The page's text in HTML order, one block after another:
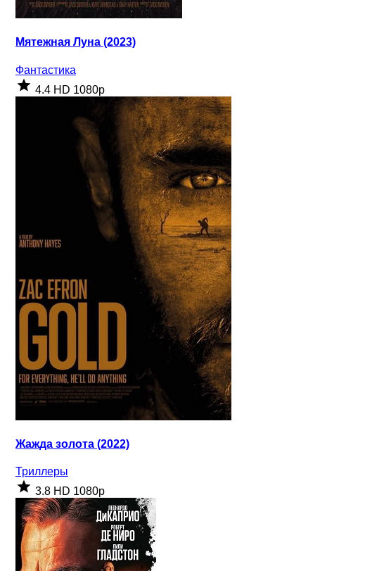
Мятежная Луна (2023)
Фантастика
4.4 HD 1080p
Жажда золота (2022)
Триллеры
3.8 HD 1080p